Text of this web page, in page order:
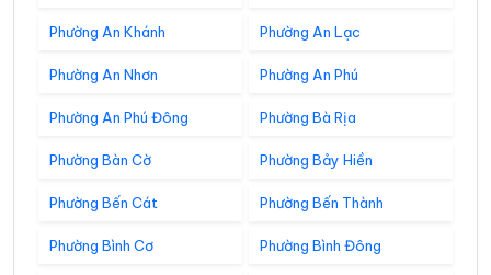
Phường An Khánh Phường An Lạc
Phường An Nhơn Phường An Phú
Phường An Phú Đông Phường Bà Rịa
Phường Bàn Cờ Phường Bảy Hiền
Phường Bến Cát Phường Bến Thành
Phường Bình Cơ Phường Bình Đông